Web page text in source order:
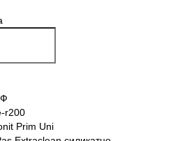
r200
Prim Uni